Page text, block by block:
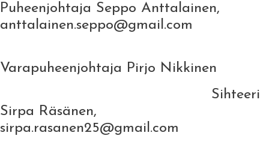
Puheenjohtaja Seppo Anttalainen,
anttalainen.seppo@gmail.com
Varapuheenjohtaja Pirjo Nikkinen
Sihteeri
Sirpa Räsänen,
sirpa.rasanen25@gmail.com